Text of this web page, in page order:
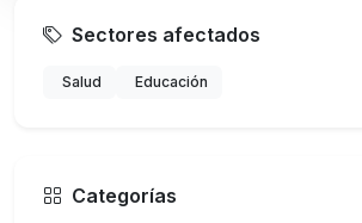
Sectores afectados
Salud Educación
Categorías